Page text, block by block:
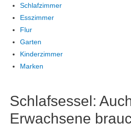
Schlafzimmer
Esszimmer
Flur
Garten
Kinderzimmer
Marken
Schlafsessel:
Erwachsene